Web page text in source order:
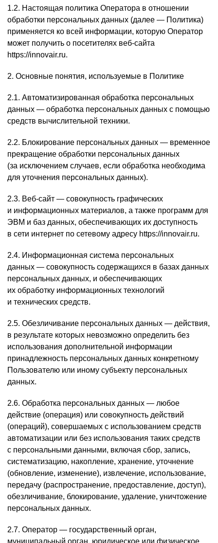
1.2. Настоящая политика Оператора в отношении
обработки персональных данных (далее — Политика)
применяется ко всей информации, которую Оператор
может получить о посетителях веб-сайта
https://innovair.ru.
2. Основные понятия, используемые в Политике
2.1. Автоматизированная обработка персональных
данных — обработка персональных данных с помощью
средств вычислительной техники.
2.2. Блокирование персональных данных — временное
прекращение обработки персональных данных
(за исключением случаев, если обработка необходима
для уточнения персональных данных).
2.3. Веб-сайт — совокупность графических
и информационных материалов, а также программ для
ЭВМ и баз данных, обеспечивающих их доступность
в сети интернет по сетевому адресу https://innovair.ru.
2.4. Информационная система персональных
данных — совокупность содержащихся в базах данных
персональных данных, и обеспечивающих
их обработку информационных технологий
и технических средств.
2.5. Обезличивание персональных данных — действия,
в результате которых невозможно определить без
использования дополнительной информации
принадлежность персональных данных конкретному
Пользователю или иному субъекту персональных
данных.
2.6. Обработка персональных данных — любое
действие (операция) или совокупность действий
(операций), совершаемых с использованием средств
автоматизации или без использования таких средств
с персональными данными, включая сбор, запись,
систематизацию, накопление, хранение, уточнение
(обновление, изменение), извлечение, использование,
передачу (распространение, предоставление, доступ),
обезличивание, блокирование, удаление, уничтожение
персональных данных.
2.7. Оператор — государственный орган,
муниципальный орган, юридическое или физическое